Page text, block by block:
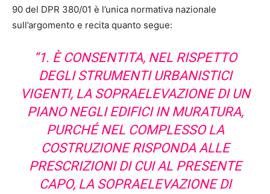
90 del DPR 380/01 è l’unica normativa nazionale
sull’argomento e recita quanto segue:
“1. È CONSENTITA, NEL RISPETTO
DEGLI STRUMENTI URBANISTICI
VIGENTI, LA SOPRAELEVAZIONE DI UN
PIANO NEGLI EDIFICI IN MURATURA,
PURCHÉ NEL COMPLESSO LA
COSTRUZIONE RISPONDA ALLE
PRESCRIZIONI DI CUI AL PRESENTE
CAPO, LA SOPRAELEVAZIONE DI